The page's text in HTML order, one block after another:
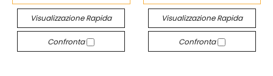
Visualizzazione Rapida
Confronta
Visualizzazione Rapida
Confronta